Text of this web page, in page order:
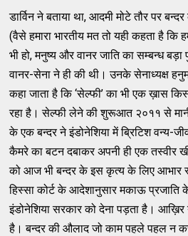
डार्विन ने बताया था, आदमी मोटे तौर पर
(वैसे हमारा भारतीय मत तो यही कहता है
भी हो, मनुष्य और वानर जाति का सम्बन्ध बड़ा
वानर-सेना ने ही की थी। उनके सेनाध्यक्ष
कहा जाता है कि ‘सेल्फी’ का भी एक ख़ास
रहा है। सेल्फी लेने की शुरूआत २०११ से
के एक बन्दर ने इंडोनेशिया में ब्रिटिश वन्य-
कैमरे का बटन दबाकर अपनी ही एक तस्वीर
को आज भी बन्दर के इस कृत्य के लिए आभार
हिस्सा कोर्ट के आदेशानुसार मकाऊ
इंडोनेशिया सरकार को देना पड़ता है। आख़िर
है। बन्दर की औलाद जो काम पहले पहल न